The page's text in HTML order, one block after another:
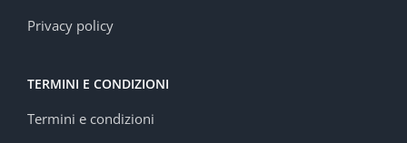
Privacy policy
TERMINI E CONDIZIONI
Termini e condizioni